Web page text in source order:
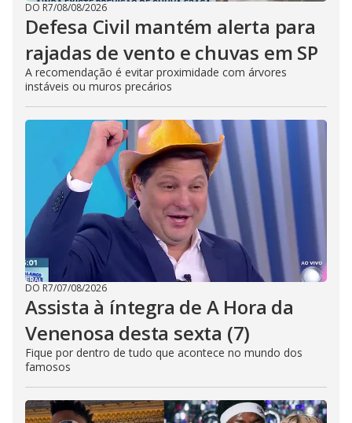
DO R7/08/08/2026
Defesa Civil mantém alerta para
rajadas de vento e chuvas em SP
A recomendação é evitar proximidade com árvores
instáveis ou muros precários
DO R7/07/08/2026
Assista à íntegra de A Hora da
Venenosa desta sexta (7)
Fique por dentro de tudo que acontece no mundo dos
famosos